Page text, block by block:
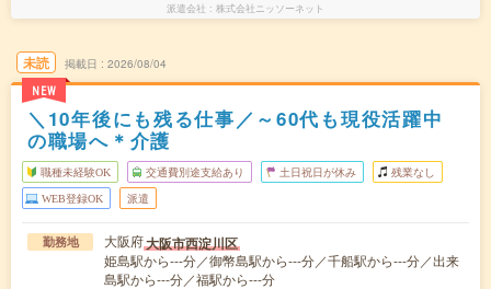
派遣会社 株式会社ニッソーネット
未読
NEW
掲載日 2026/08/04
＼10年後にも残る仕事／～60代も現役活躍中
の職場へ＊介護
職種未経験OK 交通費別途支給あり 土日祝日が休み 残業なし
WEB登録OK 派遣
勤務地 大阪府大阪市西淀川区
姫島駅から---分／御幣島駅から---分／千船駅から---分／出来
島駅から---分／福駅から---分